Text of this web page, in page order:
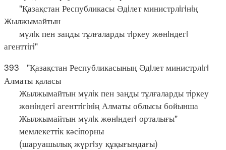
"Қазақстан Республикасы Әдiлет министрлiгiнiң
Жылжымайтын
мүлiк пен заңды тұлғаларды тiркеу жөнiндегi
агенттiгi"
393 "Қазақстан Республикасының Әдiлет министрлiгi
Алматы қаласы
Жылжымайтын мүлiк пен заңды тұлғаларды тiркеу
жөнiндегi агенттiгiнiң Алматы облысы бойынша
Жылжымайтын мүлiк жөнiндегi орталығы"
мемлекеттiк кәсiпорны
(шаруашылық жүргiзу құқығындағы)